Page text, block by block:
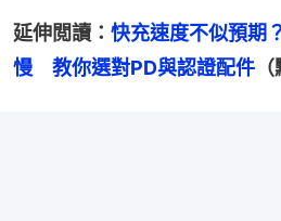
延伸閲讀： 快充速度不似預期
慢　教你選對PD與認證配件